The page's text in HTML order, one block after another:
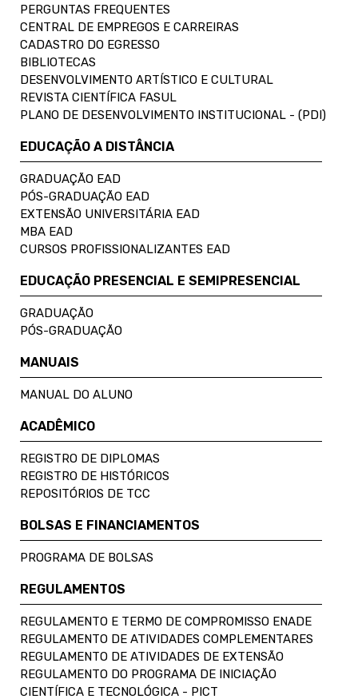
PERGUNTAS FREQUENTES
CENTRAL DE EMPREGOS E CARREIRAS
CADASTRO DO EGRESSO
BIBLIOTECAS
DESENVOLVIMENTO ARTÍSTICO E CULTURAL
REVISTA CIENTÍFICA FASUL
PLANO DE DESENVOLVIMENTO INSTITUCIONAL - (PDI)
EDUCAÇÃO A DISTÂNCIA
GRADUAÇÃO EAD
PÓS-GRADUAÇÃO EAD
EXTENSÃO UNIVERSITÁRIA EAD
MBA EAD
CURSOS PROFISSIONALIZANTES EAD
EDUCAÇÃO PRESENCIAL E SEMIPRESENCIAL
GRADUAÇÃO
PÓS-GRADUAÇÃO
MANUAIS
MANUAL DO ALUNO
ACADÊMICO
REGISTRO DE DIPLOMAS
REGISTRO DE HISTÓRICOS
REPOSITÓRIOS DE TCC
BOLSAS E FINANCIAMENTOS
PROGRAMA DE BOLSAS
REGULAMENTOS
REGULAMENTO E TERMO DE COMPROMISSO ENADE
REGULAMENTO DE ATIVIDADES COMPLEMENTARES
REGULAMENTO DE ATIVIDADES DE EXTENSÃO
REGULAMENTO DO PROGRAMA DE INICIAÇÃO
CIENTÍFICA E TECNOLÓGICA - PICT